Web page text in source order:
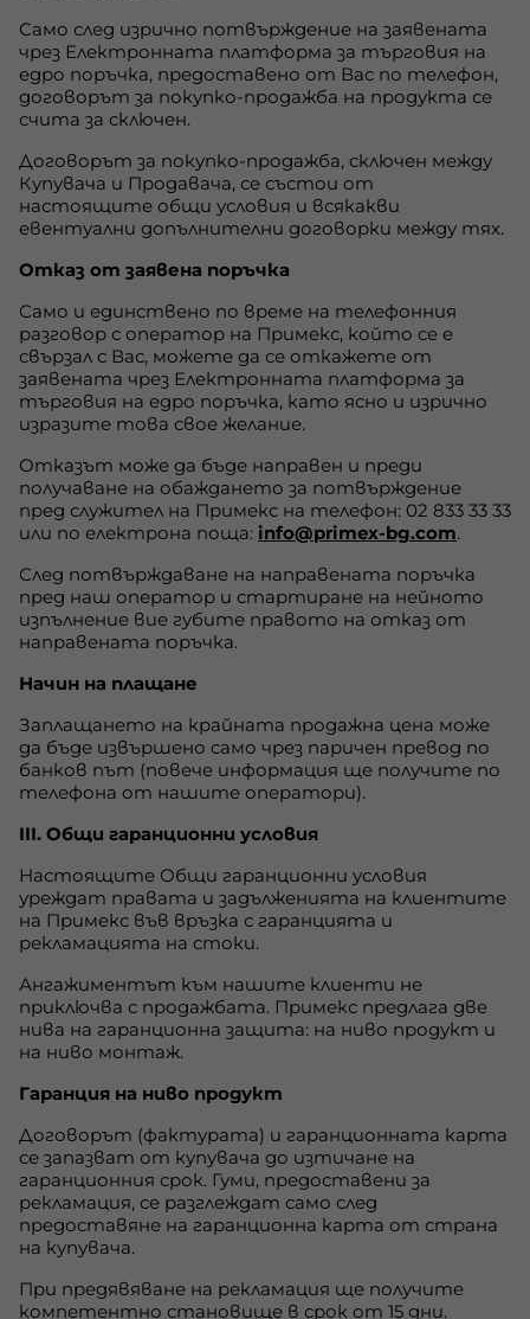
Само след изрично потвърждение на заявената
чрез Електронната платформа за търговия на
едро поръчка, предоставено от Вас по телефон,
договорът за покупко-продажба на продукта се
счита за сключен.
Договорът за покупко-продажба, сключен между
Купувача и Продавача, се състои от
настоящите общи условия и всякакви
евентуални допълнителни договорки между тях.
Отказ от заявена поръчка
Само и единствено по време на телефонния
разговор с оператор на Примекс, който се е
свързал с Вас, можете да се откажете от
заявената чрез Електронната платформа за
търговия на едро поръчка, като ясно и изрично
изразите това свое желание.
Отказът може да бъде направен и преди
получаване на обаждането за потвърждение
пред служител на Примекс на телефон: 02 833 33 33
или по електрона поща: info@primex-bg.com.
След потвърждаване на направената поръчка
пред наш оператор и стартиране на нейното
изпълнение вие губите правото на отказ от
направената поръчка.
Начин на плащане
Заплащането на крайната продажна цена може
да бъде извършено само чрез паричен превод по
банков път (повече информация ще получите по
телефона от нашите оператори).
III. Общи гаранционни условия
Настоящите Общи гаранционни условия
уреждат правата и задълженията на клиентите
на Примекс във връзка с гаранцията и
рекламацията на стоки.
Ангажиментът към нашите клиенти не
приключва с продажбата. Примекс предлага две
нива на гаранционна защита: на ниво продукт и
на ниво монтаж.
Гаранция на ниво продукт
Договорът (фактурата) и гаранционната карта
се запазват от купувача до изтичане на
гаранционния срок. Гуми, предоставени за
рекламация, се разглеждат само след
прeдоставяне на гаранционна карта от страна
на купувача.
При предявяване на рекламация ще получите
компетентно становище в срок от 15 дни.